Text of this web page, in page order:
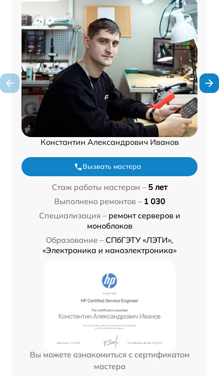
Константин Александрович Иванов
Вызвать мастера
Стаж работы мастером – 5 лет
Выполнено ремонтов – 1 030
Специализация – ремонт серверов и
моноблоков
Образование – СПбГЭТУ «ЛЭТИ»,
«Электроника и наноэлектроника»
Вы можете ознакомиться с сертификатом
мастера